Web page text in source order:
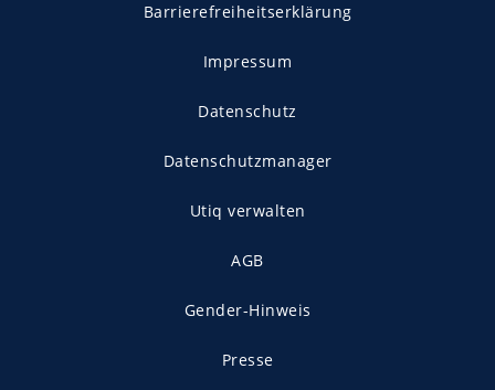
Barrierefreiheitserklärung
Impressum
Datenschutz
Datenschutzmanager
Utiq verwalten
AGB
Gender-Hinweis
Presse